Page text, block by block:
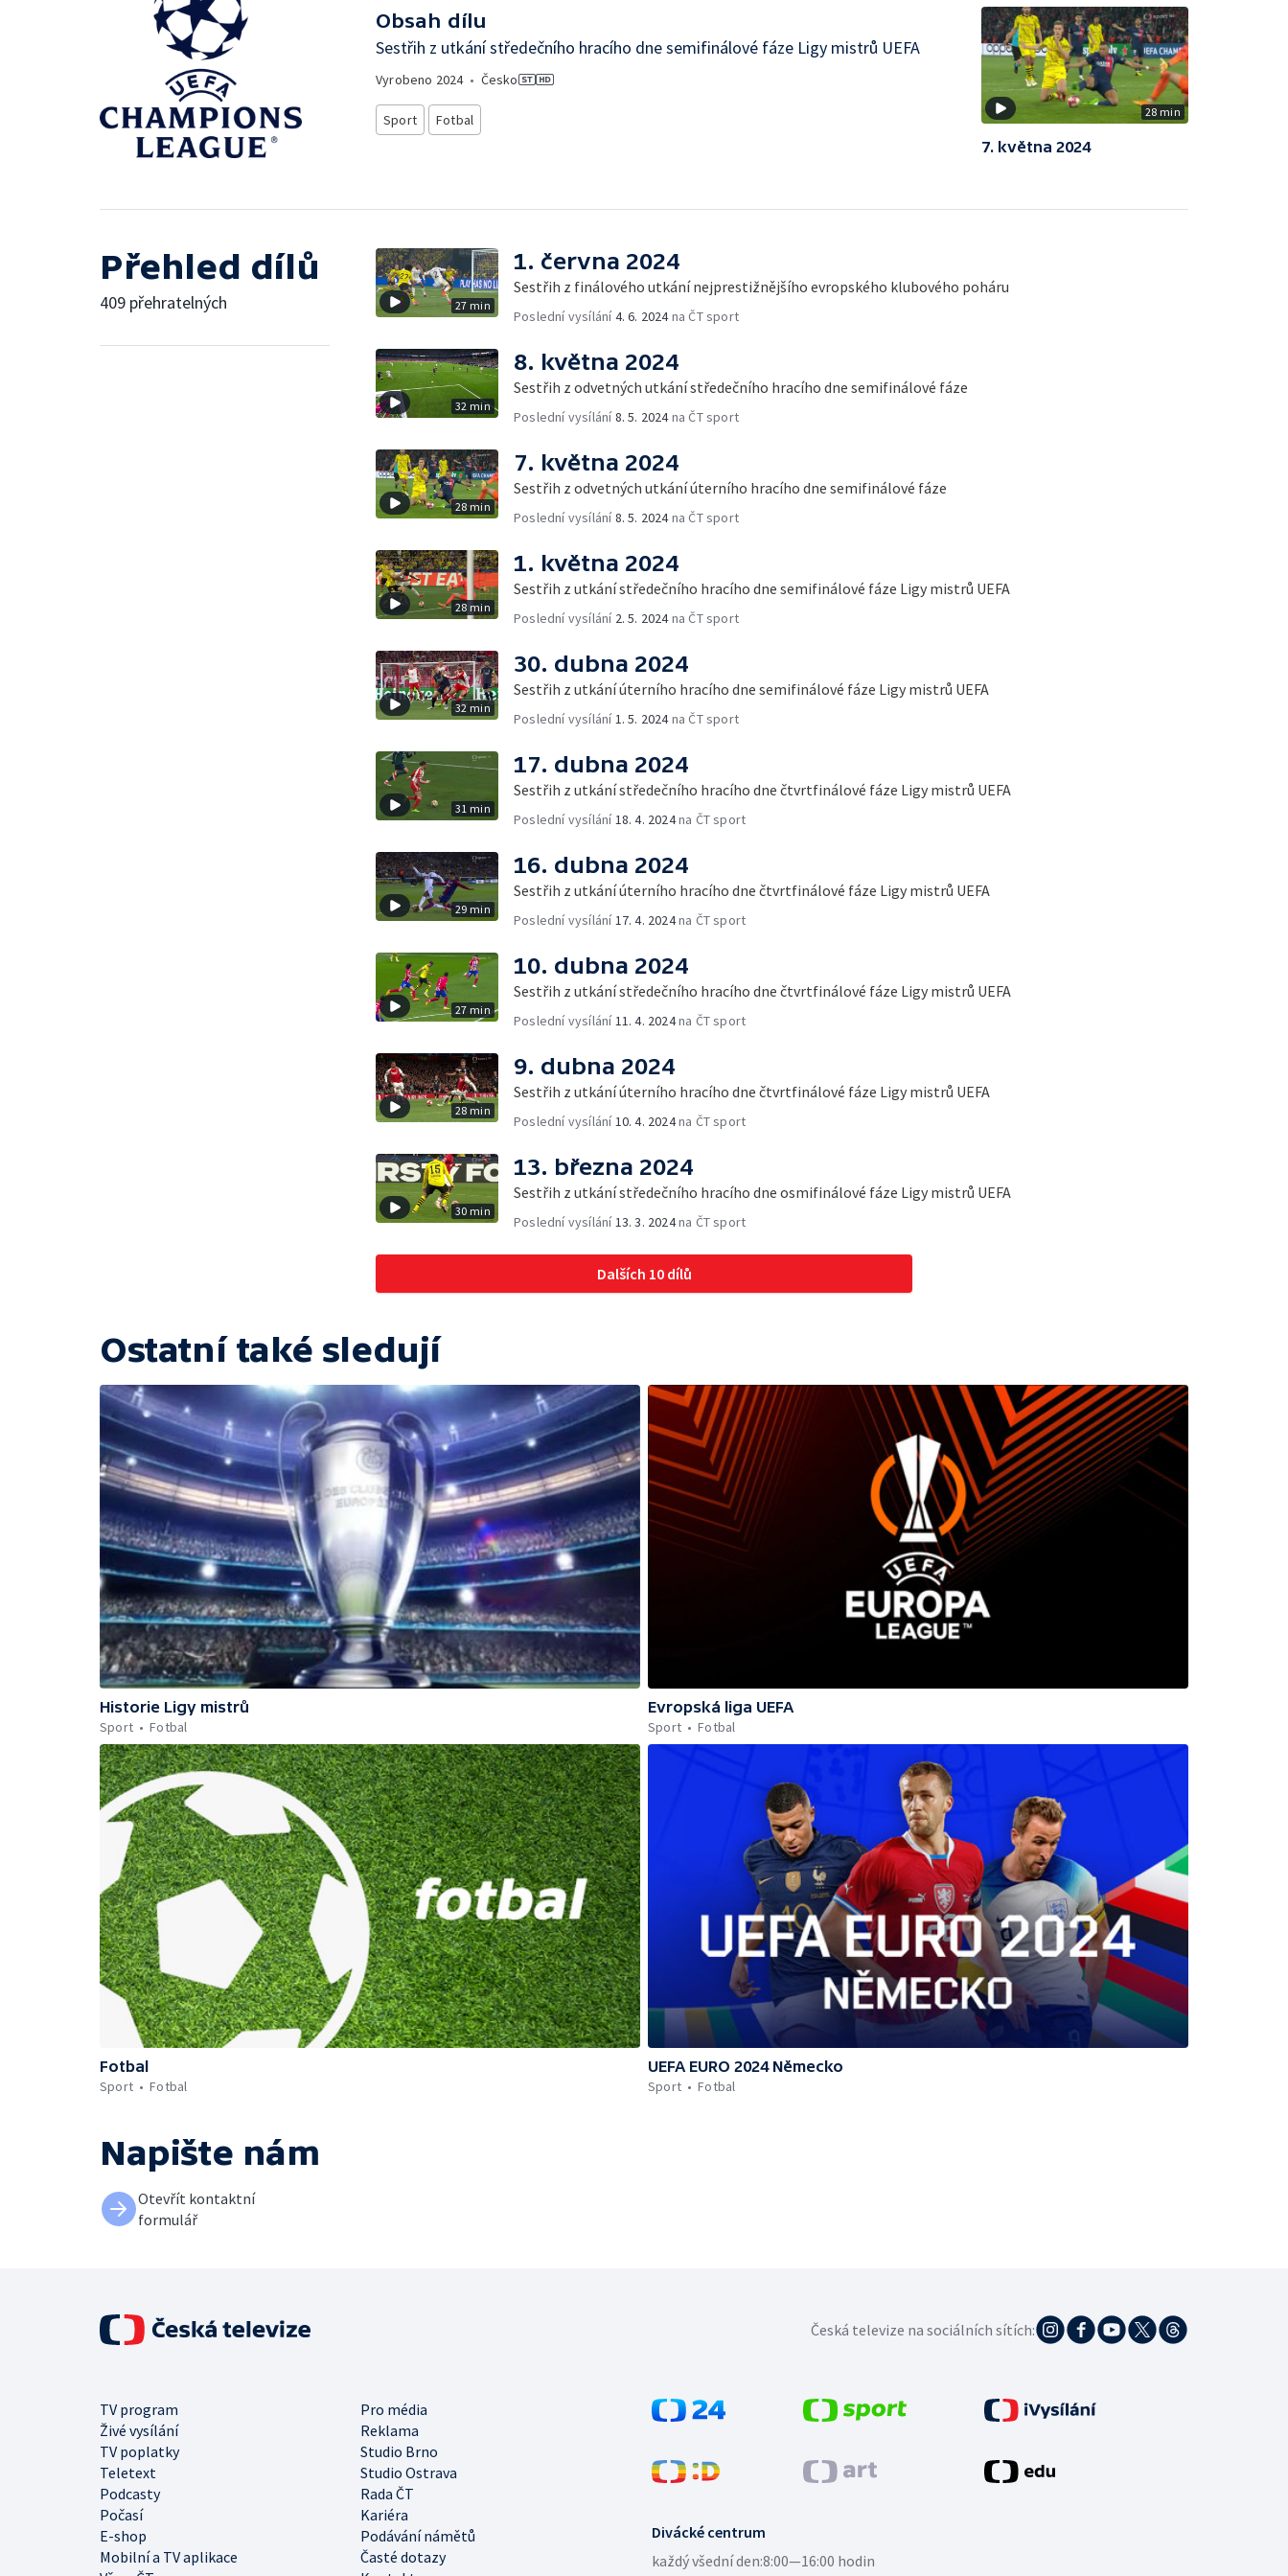
Obsah dílu
Sestřih z utkání středečního hracího dne semifinálové fáze Ligy mistrů UEFA
Vyrobeno 2024• Česko
Sport Fotbal 28 min
7. května 2024
Přehled dílů
409 přehratelných 27 min
1. června 2024
Sestřih z finálového utkání nejprestižnějšího evropského klubového poháru
Poslední vysílání4. 6. 2024na ČT sport
32 min
8. května 2024
Sestřih z odvetných utkání středečního hracího dne semifinálové fáze
Poslední vysílání8. 5. 2024na ČT sport
28 min
7. května 2024
Sestřih z odvetných utkání úterního hracího dne semifinálové fáze
Poslední vysílání8. 5. 2024na ČT sport
28 min
1. května 2024
Sestřih z utkání středečního hracího dne semifinálové fáze Ligy mistrů UEFA
Poslední vysílání 2. 5. 2024na ČT sport
32 min
30. dubna 2024
Sestřih z utkání úterního hracího dne semifinálové fáze Ligy mistrů UEFA
Poslední vysílání 1. 5. 2024na ČT sport
31 min
17. dubna 2024
Sestřih z utkání středečního hracího dne čtvrtfinálové fáze Ligy mistrů UEFA
Poslední vysílání 18. 4. 2024na ČT sport
29 min
16. dubna 2024
Sestřih z utkání úterního hracího dne čtvrtfinálové fáze Ligy mistrů UEFA
Poslední vysílání 17. 4. 2024na ČT sport
27 min
10. dubna 2024
Sestřih z utkání středečního hracího dne čtvrtfinálové fáze Ligy mistrů UEFA
Poslední vysílání 11. 4. 2024na ČT sport
28 min
9. dubna 2024
Sestřih z utkání úterního hracího dne čtvrtfinálové fáze Ligy mistrů UEFA
Poslední vysílání 10. 4. 2024na ČT sport
30 min
13. března 2024
Sestřih z utkání středečního hracího dne osmifinálové fáze Ligy mistrů UEFA
Poslední vysílání 13. 3. 2024na ČT sport
Dalších 10 dílů
Ostatní také sledují
Historie Ligy mistrů
Sport
Fotbal
Evropská liga UEFA
Sport
Fotbal
Fotbal
Sport
Fotbal
UEFA EURO 2024 Německo
Sport
Fotbal
Napište nám
Otevřít kontaktní
formulář
Divácké centrum
každý všední den:8:00—16:00 hodin
TV program
Pro média
Živé vysílání
Reklama
TV poplatky
Studio Brno
Teletext
Studio Ostrava
Podcasty
Rada ČT
Počasí
Kariéra
E-shop
Podávání námětů
Mobilní a TV aplikace
Časté dotazy
Česká televize na sociálních sítích: